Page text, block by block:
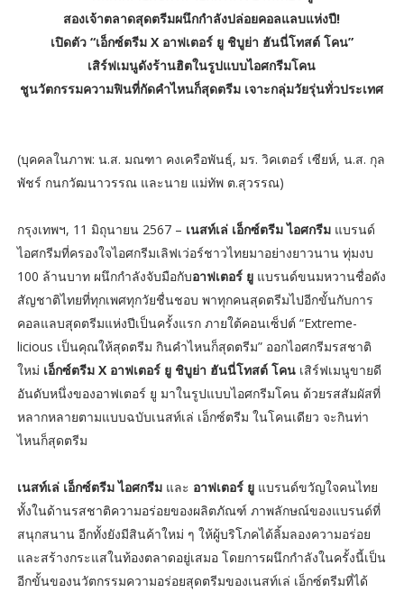
สองเจ้าตลาดสุดตรีมผนึกกำลังปล่อยคอลแลบแห่งปี!
เปิดตัว “เอ็กซ์ตรีม X อาฟเตอร์ ยู ชิบูย่า ฮันนี่โทสต์ โคน”
เสิร์ฟเมนูดังร้านฮิตในรูปแบบไอศกรีมโคน
ชูนวัตกรรมความฟินที่กัดคำไหนก็สุดตรีม เจาะกลุ่มวัยรุ่นทั่วประเทศ
(บุคคลในภาพ: น.ส. มณฑา คงเครือพันธุ์, มร. วิคเตอร์ เซียห์, น.ส. กุล
พัชร์ กนกวัฒนาวรรณ และนาย แม่ทัพ ต.สุวรรณ)
กรุงเทพฯ, 11 มิถุนายน 2567 – เนสท์เล่ เอ็กซ์ตรีม ไอศกรีมแบรนด์
ไอศกรีมที่ครองใจไอศกรีมเลิฟเว่อร์ชาวไทยมาอย่างยาวนาน ทุ่มงบ
100 ล้านบาท ผนึกกำลังจับมือกับอาฟเตอร์ ยูแบรนด์ขนมหวานชื่อดัง
สัญชาติไทยที่ทุกเพศทุกวัยชื่นชอบ พาทุกคนสุดตรีมไปอีกขั้นกับการ
คอลแลบสุดตรีมแห่งปีเป็นครั้งแรก ภายใต้คอนเซ็ปต์ “Extreme-
licious เป็นคุณให้สุดตรีม กินคำไหนก็สุดตรีม” ออกไอศกรีมรสชาติ
ใหม่ เอ็กซ์ตรีม X อาฟเตอร์ ยู ชิบูย่า ฮันนี่โทสต์ โคนเสิร์ฟเมนูขายดี
อันดับหนึ่งของอาฟเตอร์ ยู มาในรูปแบบไอศกรีมโคน ด้วยรสสัมผัสที่
หลากหลายตามแบบฉบับเนสท์เล่ เอ็กซ์ตรีม ในโคนเดียว จะกินท่า
ไหนก็สุดตรีม
เนสท์เล่ เอ็กซ์ตรีม ไอศกรีม และ อาฟเตอร์ ยู แบรนด์ขวัญใจคนไทย
ทั้งในด้านรสชาติความอร่อยของผลิตภัณฑ์ ภาพลักษณ์ของแบรนด์ที่
สนุกสนาน อีกทั้งยังมีสินค้าใหม่ ๆ ให้ผู้บริโภคได้ลิ้มลองความอร่อย
และสร้างกระแสในท้องตลาดอยู่เสมอ โดยการผนึกกำลังในครั้งนี้เป็น
อีกขั้นของนวัตกรรมความอร่อยสุดตรีมของเนสท์เล่ เอ็กซ์ตรีมที่ได้